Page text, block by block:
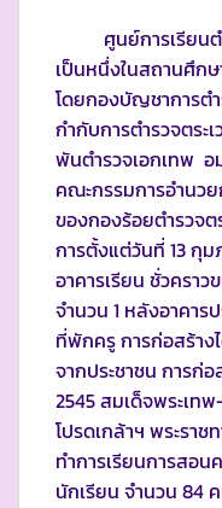
ศูนย์การเรียนตำ
เป็นหนึ่งในสถานศึก
โดยกองบัญชาการต
กำกับการตำรวจตร
พันตำรวจเอกเทพ อ
คณะกรรมการอำนว
ของกองร้อยตำรวจต
การตั้งแต่วันที่ 13 กุม
อาคารเรียน ชั่วครา
จำนวน 1 หลังอาคาร
ที่พักครู การก่อสร้าง
จากประชาชน การก่
2545 สมเด็จพระเท
โปรดเกล้าฯ พระรา
ทำการเรียนการสอ
นักเรียน จำนวน 84